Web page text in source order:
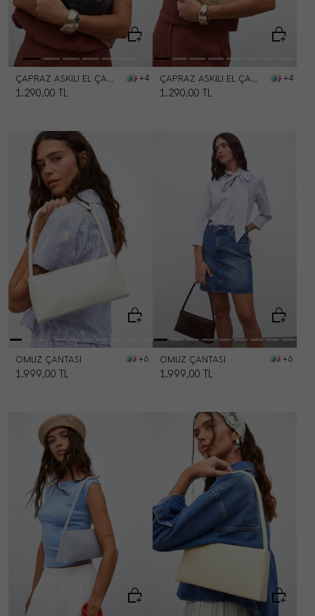
ÇAPRAZ ASKILI EL ÇANTASI +4
1.290,00 TL
ÇAPRAZ ASKILI EL ÇANTASI +4
1.290,00 TL
OMUZ ÇANTASI +6
1.999,00 TL
OMUZ ÇANTASI +6
1.999,00 TL